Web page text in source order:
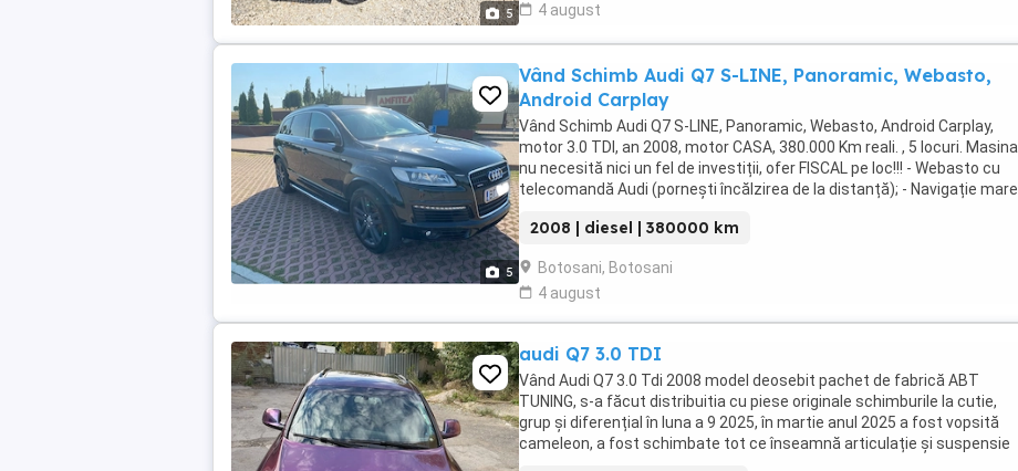
5
4 august
5
Vând Schimb Audi Q7 S-LINE, Panoramic, Webasto,
Android Carplay
Vând Schimb Audi Q7 S-LINE, Panoramic, Webasto, Android Carplay,
motor 3.0 TDI, an 2008, motor CASA, 380.000 Km reali. , 5 locuri. Masina
nu necesită nici un fel de investiții, ofer FISCAL pe loc!!! - Webasto cu
telecomandă Audi (pornești încălzirea de la distanță); - Navigație mare
2008 | diesel | 380000 km
Botosani, Botosani
4 august
audi Q7 3.0 TDI
Vând Audi Q7 3.0 Tdi 2008 model deosebit pachet de fabrică ABT
TUNING, s-a făcut distribuitia cu piese originale schimburile la cutie,
grup și diferențial în luna a 9 2025, în martie anul 2025 a fost vopsită
cameleon, a fost schimbate tot ce înseamnă articulație și suspensie